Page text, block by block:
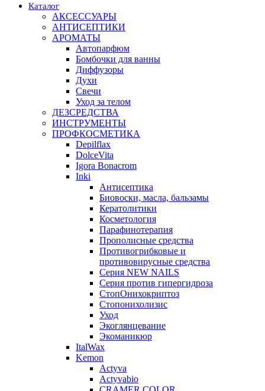
Каталог
АКСЕССУАРЫ
АНТИСЕПТИКИ
АРОМАТЫ
Автопарфюм
Бомбочки для ванны
Диффузоры
Духи
Свечи
Уход за телом
ДЕЗСРЕДСТВА
ИНСТРУМЕНТЫ
ПРОФКОСМЕТИКА
Depilflax
DolceVita
Igora Bonacrom
Inki
Антисептика
Биовоски, масла, бальзамы
Кератолитики
Косметология
Парафинотерапия
Прополисные средства
Противогрибковые и
противовирусные средства
Серия NEW NAILS
Серия против гипергидроза
СтопОнихокриптоз
Стопонихолизис
Уход
Экоглянцевание
Экоманикюр
ItalWax
Kemon
Actyva
Actyvabio